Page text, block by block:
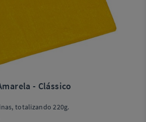
- Clássico
totalizando 220g.